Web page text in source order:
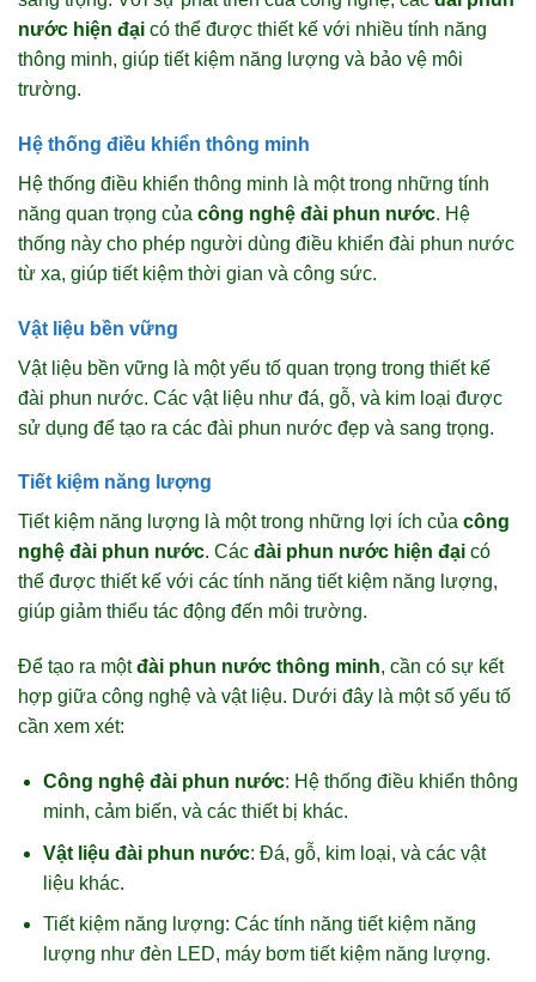
nước hiện đại có thể được thiết kế với nhiều tính năng
thông minh, giúp tiết kiệm năng lượng và bảo vệ môi
trường.
Hệ thống điều khiển thông minh
Hệ thống điều khiển thông minh là một trong những tính
năng quan trọng của công nghệ đài phun nước. Hệ
thống này cho phép người dùng điều khiển đài phun nước
từ xa, giúp tiết kiệm thời gian và công sức.
Vật liệu bền vững
Vật liệu bền vững là một yếu tố quan trọng trong thiết kế
đài phun nước. Các vật liệu như đá, gỗ, và kim loại được
sử dụng để tạo ra các đài phun nước đẹp và sang trọng.
Tiết kiệm năng lượng
Tiết kiệm năng lượng là một trong những lợi ích của công
nghệ đài phun nước. Các đài phun nước hiện đại có
thể được thiết kế với các tính năng tiết kiệm năng lượng,
giúp giảm thiểu tác động đến môi trường.
Để tạo ra mộtđài phun nước thông minh, cần có sự kết
hợp giữa công nghệ và vật liệu. Dưới đây là một số yếu tố
cần xem xét:
Công nghệ đài phun nước: Hệ thống điều khiển thông
minh, cảm biến, và các thiết bị khác.
Vật liệu đài phun nước: Đá, gỗ, kim loại, và các vật
liệu khác.
Tiết kiệm năng lượng: Các tính năng tiết kiệm năng
lượng như đèn LED, máy bơm tiết kiệm năng lượng.